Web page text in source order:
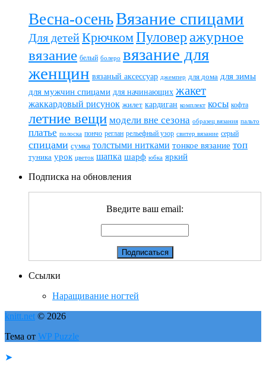
Весна-осеньВязание спицами
Для детейКрючкомПуловер ажурное
вязание белый болеро вязание для
женщин вязаный аксессуар джемпер для дома для зимы
для мужчин спицами для начинающих жакет
жаккардовый рисунок жилет кардиган комплект косы кофта
летние вещи модели вне сезона образец вязания пальто
платье полоска пончо реглан рельефный узор свитер вязание серый
спицами сумка толстыми нитками тонкое вязание топ
туника урок цветок шапка шарф юбка яркий
Подписка на обновления
Введите ваш email:
Ссылки
Наращивание ногтей
knitt.net © 2026
Тема от WP Puzzle
➤